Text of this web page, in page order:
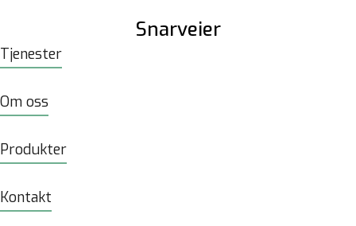
Snarveier
Tjenester
Om oss
Produkter
Kontakt